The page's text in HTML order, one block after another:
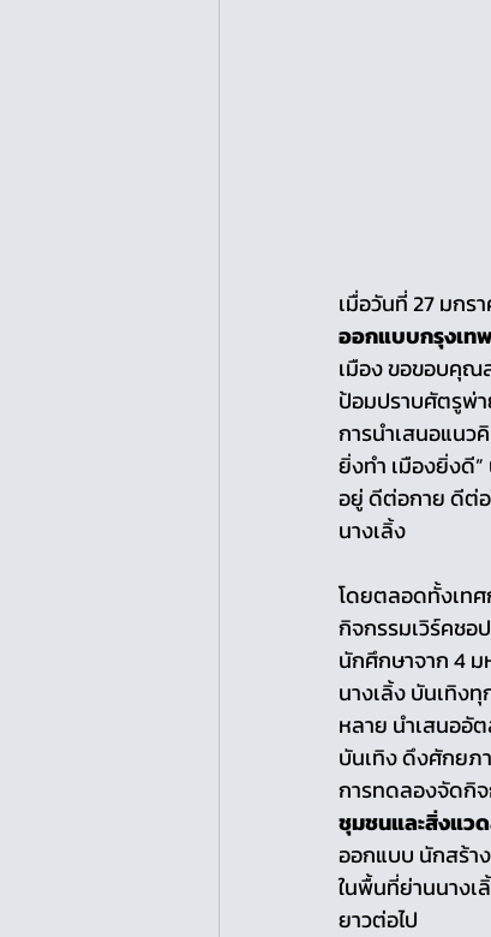
เมื่อวันที่ 27 มกร
ออกแบบกรุงเท
เมือง ขอขอบคุณ
ป้อมปราบศัตรูพ่
การนำเสนอแน
ยิ่งทำ เมืองยิ่งดี”
อยู่ ดีต่อกาย ดีต่
นางเลิ้ง
โดยตลอดทั้งเทศ
กิจกรรมเวิร์คชอ
นักศึกษาจาก 4
นางเลิ้ง บันเทิง
หลาย นำเสนออั
บันเทิง ดึงศักยภ
การทดลองจัดกิ
ชุมชนและสิ่งแว
ออกแบบ นักสร้า
ในพื้นที่ย่านนางเ
ยาวต่อไป